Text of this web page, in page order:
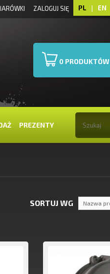
PL | EN
ZALOGUJ SIĘ
0 PRODUKTÓW
PREZENTY
SORTUJ WG